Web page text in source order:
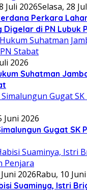
Juli 2026Selasa, 28
Perkara
Digelar di PN Lubuk
2026
Suhatman
Juni 2026
Gugat SK
2026Rabu, 10
Suaminya, Istri